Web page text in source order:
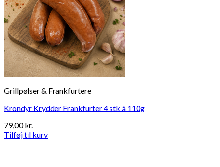
Grillpølser & Frankfurtere
Krondyr Krydder Frankfurter 4 stk á 110g
79,00kr.
Tilføj til kurv